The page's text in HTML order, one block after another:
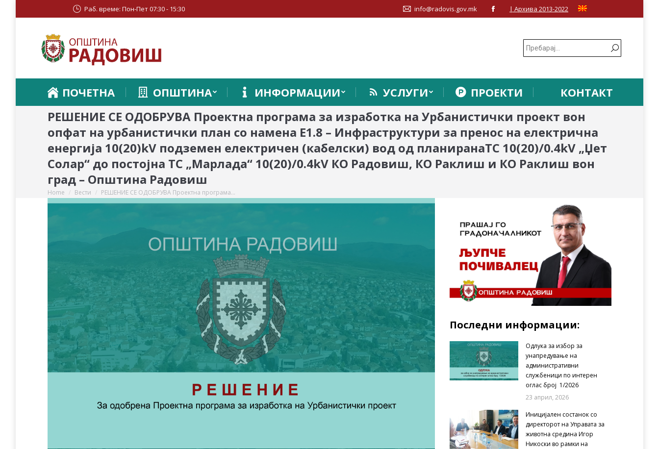
Раб. време: Пон-Пет 07:30 - 15:30 info@radovis.gov.mk
Facebook
window
| Архива 2013-2022
ПОЧЕТНА ОПШТИНА ИНФОРМАЦИИ УСЛУГИ ПРОЕКТИ КОНТАКТ
РЕШЕНИЕ СЕ ОДОБРУВА Проектна програма за изработка на Урбанистички проект вон
опфат на урбанистички план со намена Е1.8 – Инфраструктури за пренос на електрична
енергија 10(20)kV подземен електричен (кабелски) вод од планиранаTC 10(20)/0.4kV „Џет
Солар“ до постојна ТС „Марлада“ 10(20)/0.4kV КО Радовиш, КО Раклиш и КО Раклиш вон
град – Oпштина Радовиш
You are here:
Home Вести РЕШЕНИЕ СЕ ОДОБРУВА Проектна програма…
Последни информации:
Одлука за избор за
унапредување на
административни
службеници по интерен
оглас број 1/2026
23 април, 2026
Иницијален состанок со
директорот на Управата за
животна средина Игор
Никоски во рамки на